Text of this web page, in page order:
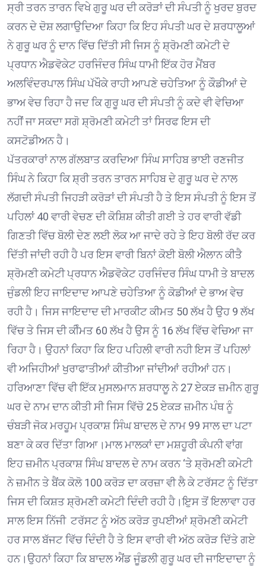
ਸ੍ਰੀ ਤਰਨ ਤਾਰਨ ਵਿਖੇ ਗੁਰੂ ਘਰ ਦੀ ਕਰੋੜਾਂ ਦੀ ਸੰਪਤੀ ਨੂੰ ਖੁਰਦ ਬੁਰਦ
ਕਰਨ ਦੇ ਦੋਸ਼ ਲਗਾਉਦਿਆ ਕਿਹਾ ਕਿ ਇਹ ਸੰਪਤੀ ਘਰ ਦੇ ਸ਼ਰਧਾਲੂਆਂ
ਨੇ ਗੁਰੂ ਘਰ ਨੂੰ ਦਾਨ ਵਿੱਚ ਦਿੱਤੀ ਸੀ ਜਿਸ ਨੂੰ ਸ਼੍ਰੋਮਣੀ ਕਮੇਟੀ ਦੇ
ਪ੍ਰਧਾਨ ਐਡਵੋਕੇਟ ਹਰਜਿੰਦਰ ਸਿੰਘ ਧਾਮੀ ਇੱਕ ਹੋਰ ਮੈਂਬਰ
ਅਲਵਿੰਦਰਪਾਲ ਸਿੰਘ ਪੱਖੌਕੇ ਰਾਹੀ ਆਪਣੇ ਚਹੇਤਿਆ ਨੂੰ ਕੌਡੀਆਂ ਦੇ
ਭਾਅ ਵੇਚ ਰਿਹਾ ਹੈ ਜਦ ਕਿ ਗੁਰੂ ਘਰ ਦੀ ਸੰਪਤੀ ਨੂੰ ਕਦੇ ਵੀ ਵੇਚਿਆ
ਨਹੀਂ ਜਾ ਸਕਦਾ ਸਗੋ ਸ਼੍ਰੋਮਣੀ ਕਮੇਟੀ ਤਾਂ ਸਿਰਫ ਇਸ ਦੀ
ਕਸਟੋਡੀਅਨ ਹੈ।
ਪੱਤਰਕਾਰਾਂ ਨਾਲ ਗੱਲਬਾਤ ਕਰਦਿਆ ਸਿੰਘ ਸਾਹਿਬ ਭਾਈ ਰਣਜੀਤ
ਸਿੰਘ ਨੇ ਕਿਹਾ ਕਿ ਸ਼੍ਰੀ ਤਰਨ ਤਾਰਨ ਸਾਹਿਬ ਦੇ ਗੁਰੂ ਘਰ ਦੇ ਨਾਲ
ਲੱਗਦੀ ਸੰਪਤੀ ਜਿਹੜੀ ਕਰੋੜਾਂ ਦੀ ਸੰਪਤੀ ਹੈ ਤੇ ਇਸ ਸੰਪਤੀ ਨੂੰ ਇਸ ਤੋਂ
ਪਹਿਲਾਂ 40 ਵਾਰੀ ਵੇਚਣ ਦੀ ਕੋਸ਼ਿਸ਼ ਕੀਤੀ ਗਈ ਤੇ ਹਰ ਵਾਰੀ ਵੱਡੀ
ਗਿਣਤੀ ਵਿੱਚ ਬੋਲੀ ਦੇਣ ਲਈ ਲੋਕ ਆ ਜਾਦੇ ਰਹੇ ਤੇ ਇਹ ਬੋਲੀ ਰੱਦ ਕਰ
ਦਿੱਤੀ ਜਾਂਦੀ ਰਹੀ ਹੈ ਪਰ ਇਸ ਵਾਰੀ ਬਿਨਾਂ ਕੋਈ ਬੋਲੀ ਐਲਾਨ ਕੀਤੈ
ਸ਼੍ਰੋਮਣੀ ਕਮੇਟੀ ਪ੍ਰਧਾਨ ਐਡਵੋਕੇਟ ਹਰਜਿੰਦਰ ਸਿੰਘ ਧਾਮੀ ਤੇ ਬਾਦਲ
ਜੁੰਡਲੀ ਇਹ ਜਾਇਦਾਦ ਆਪਣੇ ਚਹੇਤਿਆ ਨੂੰ ਕੋਡੀਆਂ ਦੇ ਭਾਅ ਵੇਚ
ਰਹੀ ਹੈ। ਜਿਸ ਜਾਇਦਾਦ ਦੀ ਮਾਰਕੀਟ ਕੀਮਤ 50 ਲੱਖ ਹੈ ਉਹ 9 ਲੱਖ
ਵਿੱਚ ਤੇ ਜਿਸ ਦੀ ਕੀੰਮਤ 60 ਲੱਖ ਹੈ ਉਸ ਨੂੰ 16 ਲੱਖ ਵਿੱਚ ਵੇਚਿਆ ਜਾ
ਰਿਹਾ ਹੈ। ਉਹਨਾਂ ਕਿਹਾ ਕਿ ਇਹ ਪਹਿਲੀ ਵਾਰੀ ਨਹੀ ਇਸ ਤੋਂ ਪਹਿਲਾਂ
ਵੀ ਅਜਿਹੀਆਂ ਖੁਰਾਫਾਤੀਆਂ ਕੀਤੀਆ ਜਾਂਦੀਆਂ ਰਹੀਆਂ ਹਨ।
ਹਰਿਆਣਾ ਵਿੱਚ ਵੀ ਇੱਕ ਮੁਸਲਮਾਨ ਸ਼ਰਧਾਲੂ ਨੇ 27 ਏਕੜ ਜ਼ਮੀਨ ਗੁਰੂ
ਘਰ ਦੇ ਨਾਮ ਦਾਨ ਕੀਤੀ ਸੀ ਜਿਸ ਵਿੱਚੋ 25 ਏਕੜ ਜ਼ਮੀਨ ਪੰਥ ਨੂੰ
ਚੰਬੜੀ ਜੋਕ ਮਰਹੂਮ ਪ੍ਰਕਾਸ਼ ਸਿੰਘ ਬਾਦਲ ਦੇ ਨਾਮ 99 ਸਾਲ ਦਾ ਪਟਾ
ਬਣਾ ਕੇ ਕਰ ਦਿੱਤਾ ਗਿਆ।ਮਾਲ ਮਾਲਕਾਂ ਦਾ ਮਸ਼ਹੂਰੀ ਕੰਪਨੀ ਵਾਂਗ
ਇਹ ਜ਼ਮੀਨ ਪ੍ਰਕਾਸ਼ ਸਿੰਘ ਬਾਦਲ ਦੇ ਨਾਮ ਕਰਨ ‘ਤੇ ਸ਼੍ਰੋਮਣੀ ਕਮੇਟੀ
ਨੇ ਜ਼ਮੀਨ ਤੇ ਬੈਂਕ ਕੋਲੋ 100 ਕਰੋੜ ਦਾ ਕਰਜ਼ਾ ਵੀ ਲੈ ਕੇ ਟਰੱਸਟ ਨੂੰ ਦਿੱਤਾ
ਜਿਸ ਦੀ ਕਿਸ਼ਤ ਸ਼੍ਰੋਮਣੀ ਕਮੇਟੀ ਦਿੰਦੀ ਰਹੀ ਹੈ।ਇੁਸ ਤੋਂ ਇਲਾਵਾ ਹਰ
ਸਾਲ ਇਸ ਨਿੱਜੀ ਟਰੱਸਟ ਨੂੰ ਅੱਠ ਕਰੋੜ ਰੁਪਈਆਂ ਸ਼੍ਰੋਮਣੀ ਕਮੇਟੀ
ਹਰ ਸਾਲ ਬੱਜਟ ਵਿੱਚ ਦਿੰਦੀ ਹੈ ਤੇ ਇਸ ਵਾਰੀ ਵੀ ਅੱਠ ਕਰੋੜ ਦਿੱਤੇ ਗਏ
ਹਨ।ਉਹਨਾਂ ਕਿਹਾ ਕਿ ਬਾਦਲ ਐਂਡ ਜੂੰਡਲੀ ਗੁਰੂ ਘਰ ਦੀ ਜਾਇਦਾਦਾ ਨੂੰ